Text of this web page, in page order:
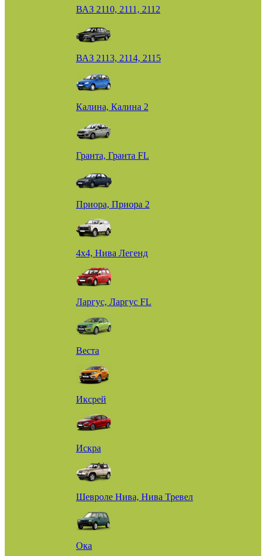
ВАЗ 2110, 2111, 2112
ВАЗ 2113, 2114, 2115
Калина, Калина 2
Гранта, Гранта FL
Приора, Приора 2
4х4, Нива Легенд
Ларгус, Ларгус FL
Веста
Иксрей
Искра
Шевроле Нива, Нива Тревел
Ока